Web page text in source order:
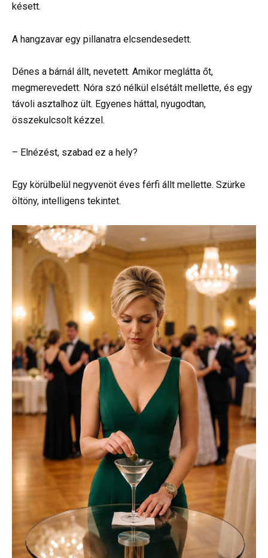
késett.
A hangzavar egy pillanatra elcsendesedett.
Dénes a bárnál állt, nevetett. Amikor meglátta őt,
megmerevedett. Nóra szó nélkül elsétált mellette, és egy
távoli asztalhoz ült. Egyenes háttal, nyugodtan,
összekulcsolt kézzel.
– Elnézést, szabad ez a hely?
Egy körülbelül negyvenöt éves férfi állt mellette. Szürke
öltöny, intelligens tekintet.